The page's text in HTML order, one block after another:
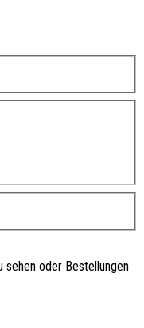
sehen oder Bestellungen